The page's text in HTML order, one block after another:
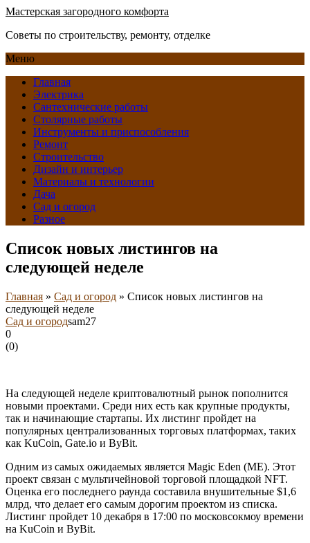
Мастерская загородного комфорта
Советы по строительству, ремонту, отделке
Меню
Главная
Электрика
Сантехнические работы
Столярные работы
Инструменты и приспособления
Ремонт
Строительство
Дизайн и интерьер
Материалы и технологии
Дача
Сад и огород
Разное
Список новых листингов на
следующей неделе
Главная » Сад и огород » Список новых листингов на
следующей неделе
Сад и огородsam27
0
(0)
На следующей неделе криптовалютный рынок пополнится
новыми проектами. Среди них есть как крупные продукты,
так и начинающие стартапы. Их листинг пройдет на
популярных централизованных торговых платформах, таких
как KuCoin, Gate.io и ByBit.
Одним из самых ожидаемых является Magic Eden (ME). Этот
проект связан с мультичейновой торговой площадкой NFT.
Оценка его последнего раунда составила внушительные $1,6
млрд, что делает его самым дорогим проектом из списка.
Листинг пройдет 10 декабря в 17:00 по московсокмоу времени
на KuCoin и ByBit.